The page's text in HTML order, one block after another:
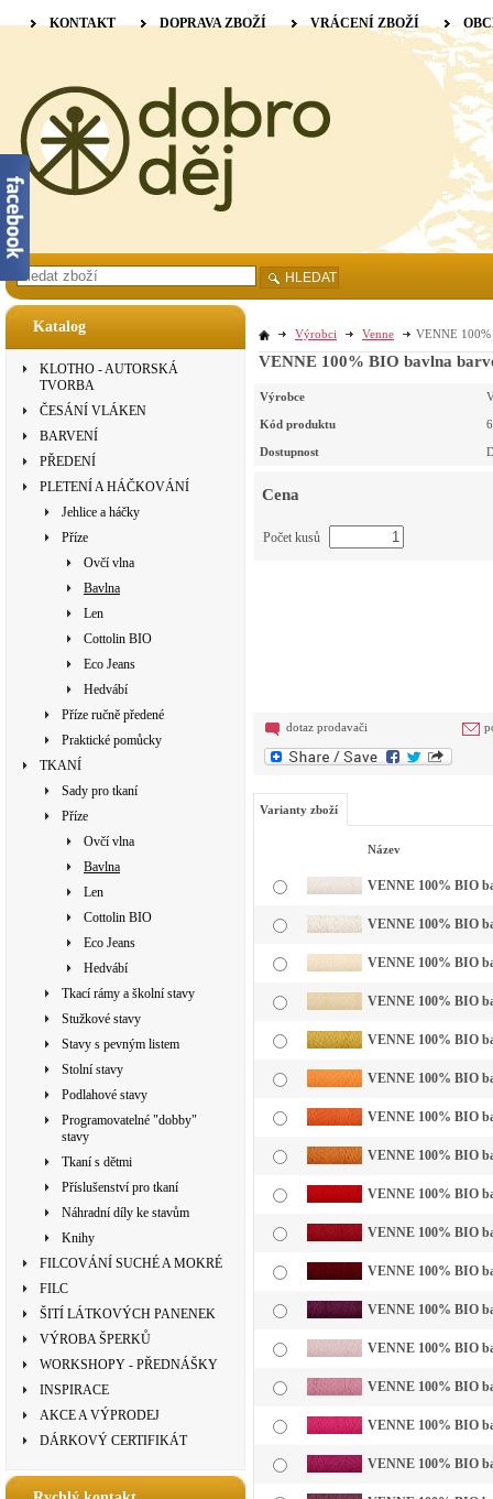
Katalog
KLOTHO - AUTORSKÁ
TVORBA
ČESÁNÍ VLÁKEN
BARVENÍ
PŘEDENÍ
PLETENÍ A HÁČKOVÁNÍ
Jehlice a háčky
Příze
Ovčí vlna
Bavlna
Len
Cottolin BIO
Eco Jeans
Hedvábí
Příze ručně předené
Praktické pomůcky
TKANÍ
Sady pro tkaní
Příze
Ovčí vlna
Bavlna
Len
Cottolin BIO
Eco Jeans
Hedvábí
Tkací rámy a školní stavy
Stužkové stavy
Stavy s pevným listem
Stolní stavy
Podlahové stavy
Programovatelné "dobby"
stavy
Tkaní s dětmi
Příslušenství pro tkaní
Náhradní díly ke stavům
Knihy
FILCOVÁNÍ SUCHÉ A MOKRÉ
FILC
ŠITÍ LÁTKOVÝCH PANENEK
VÝROBA ŠPERKŮ
WORKSHOPY - PŘEDNÁŠKY
INSPIRACE
AKCE A VÝPRODEJ
DÁRKOVÝ CERTIFIKÁT
Výrobci Venne VENNE
VENNE 100% BIO bavlna
Výrobce
Kód produktu
Dostupnost
Cena
Počet kusů
dotaz prodavači
Varianty zboží
Název
VENNE 100% BIO
VENNE 100% BIO
VENNE 100% BIO
VENNE 100% BIO
VENNE 100% BIO
VENNE 100% BIO
VENNE 100% BIO
VENNE 100% BIO
VENNE 100% BIO
VENNE 100% BIO
VENNE 100% BIO
VENNE 100% BIO
VENNE 100% BIO
VENNE 100% BIO
VENNE 100% BIO
VENNE 100% BIO
KONTAKT DOPRAVA ZBOŽÍ VRÁCENÍ ZBOŽÍ
HLEDAT